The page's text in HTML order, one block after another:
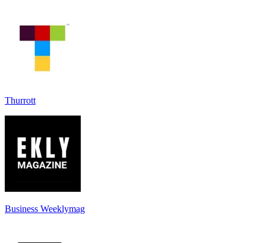
Thurrott
Business Weeklymag